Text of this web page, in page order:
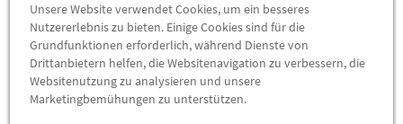
Original Mercedes-Benz Metallic Lackstift
STEPPENBRAUN 490
A00098623508490
Unsere Website verwendet Cookies, um ein besseres
Nutzererlebnis zu bieten. Einige Cookies sind für die
Grundfunktionen erforderlich, während Dienste von
Drittanbietern helfen, die Websitenavigation zu verbessern, die
Websitenutzung zu analysieren und unsere
Marketingbemühungen zu unterstützen.